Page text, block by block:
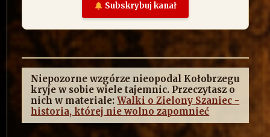
Subskrybuj kanał
Niepozorne wzgórze nieopodal Kołobrzegu
kryje w sobie wiele tajemnic. Przeczytasz o
nich w materiale:Walki o Zielony Szaniec -
historia, której nie wolno zapomnieć